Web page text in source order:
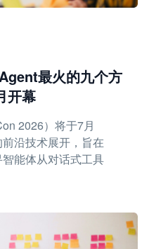
最火的九个方
开幕
2026）将于7月
沿技术展开，旨在
能体从对话式工具